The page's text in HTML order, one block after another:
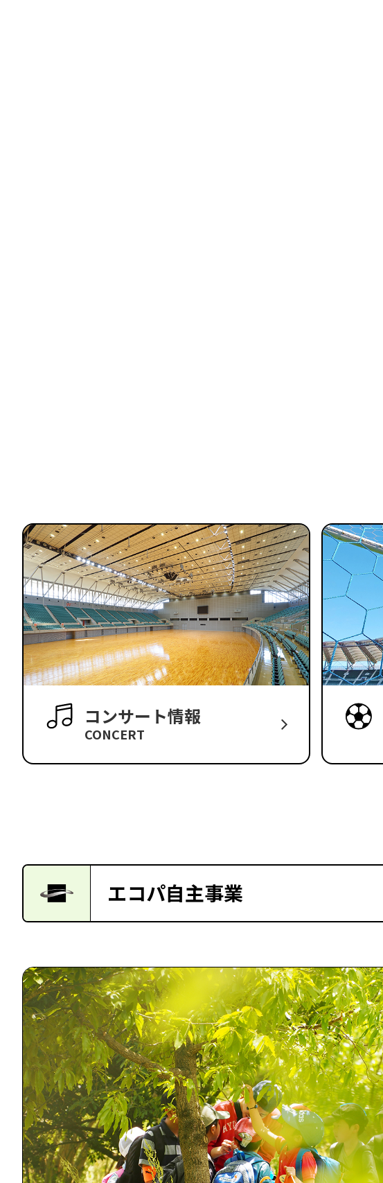
コンサート情報
CONCERT
エコパ自主事業